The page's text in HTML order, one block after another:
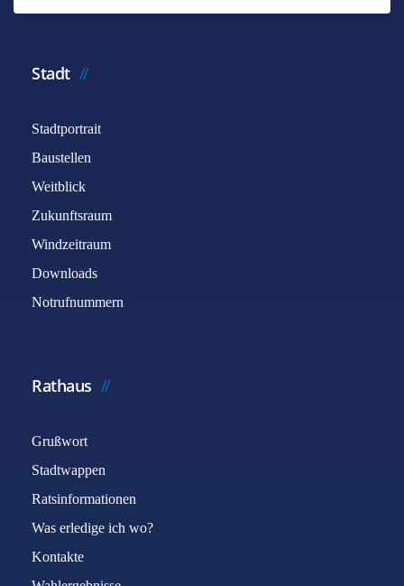
Stadt
Stadtportrait
Baustellen
Weitblick
Zukunftsraum
Windzeitraum
Downloads
Notrufnummern
Rathaus
Grußwort
Stadtwappen
Ratsinformationen
Was erledige ich wo?
Kontakte